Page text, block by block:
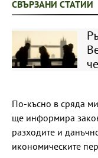
СВЪРЗАНИ СТАТИИ
По-късно в сряда
ще информира
разходите и
икономическите